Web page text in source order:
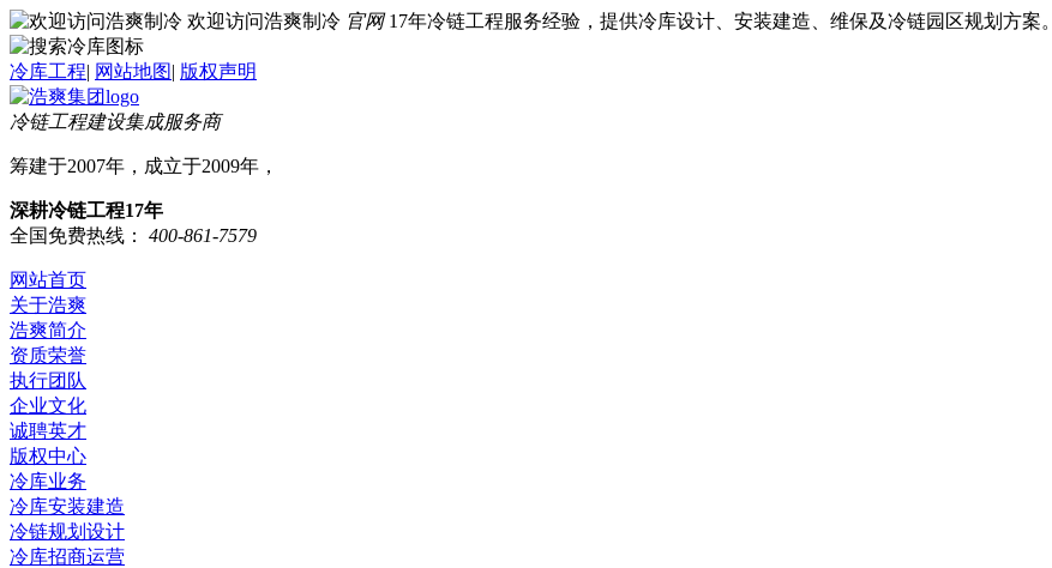
欢迎访问浩爽制冷 官网 17年冷链工程服务经验，提供冷库设计、安装建造、维保及冷链园区规划方案。
冷库工程| 网站地图| 版权声明
冷链工程建设集成服务商
筹建于2007年，成立于2009年，
深耕冷链工程17年
全国免费热线：
400-861-7579
网站首页
关于浩爽
浩爽简介
资质荣誉
执行团队
企业文化
诚聘英才
版权中心
冷库业务
冷库安装建造
冷链规划设计
冷库招商运营